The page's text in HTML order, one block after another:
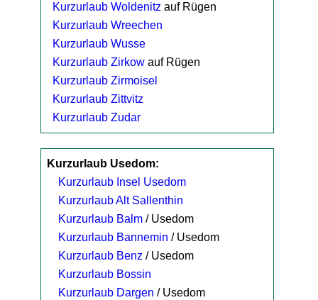
Kurzurlaub Woldenitz auf Rügen
Kurzurlaub Wreechen
Kurzurlaub Wusse
Kurzurlaub Zirkow auf Rügen
Kurzurlaub Zirmoisel
Kurzurlaub Zittvitz
Kurzurlaub Zudar
Kurzurlaub Usedom:
Kurzurlaub Insel Usedom
Kurzurlaub Alt Sallenthin
Kurzurlaub Balm / Usedom
Kurzurlaub Bannemin / Usedom
Kurzurlaub Benz / Usedom
Kurzurlaub Bossin
Kurzurlaub Dargen / Usedom